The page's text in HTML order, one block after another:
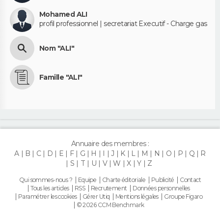
Mohamed ALI
profil professionnel | secretariat Executif - Charge gas
Nom "ALI"
Famille "ALI"
Annuaire des membres :
A
B C D E F G H I J K L M N O P Q
R
S
T U V W X Y Z
Qui sommes-nous ? Equipe Charte éditoriale Publicité
Contact
Tous les articles
RSS Recrutement
Données personnelles
Paramétrer les cookies
Gérer Utiq Mentions légales
Groupe Figaro
© 2026 CCM Benchmark